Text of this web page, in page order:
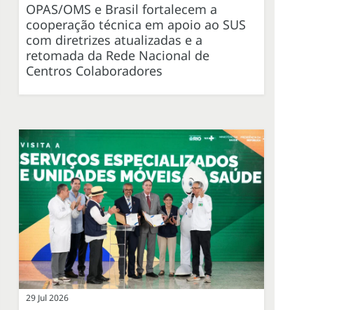
OPAS/OMS e Brasil fortalecem a
cooperação técnica em apoio ao SUS
com diretrizes atualizadas e a
retomada da Rede Nacional de
Centros Colaboradores
29 Jul 2026